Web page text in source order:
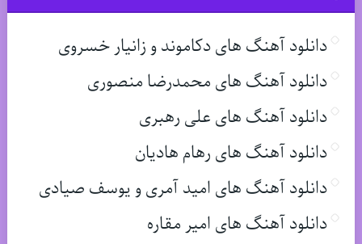
دانلود آهنگ های دکاموند و زانیار خسروی
دانلود آهنگ های محمدرضا منصوری
دانلود آهنگ های علی رهبری
دانلود آهنگ های رهام هادیان
دانلود آهنگ های امید آمری و یوسف صیادی
دانلود آهنگ های امیر مقاره